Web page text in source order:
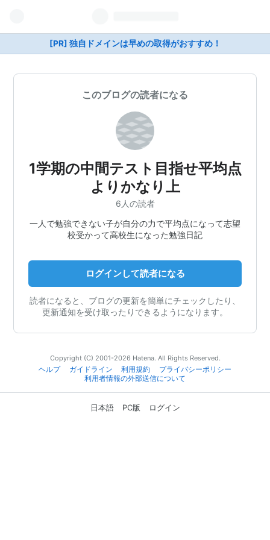
[PR] 独自ドメインは早めの取得がおすすめ！
このブログの読者になる
1学期の中間テスト目指せ平均点
よりかなり上
6人の読者
一人で勉強できない子が自分の力で平均点になって志望
校受かって高校生になった勉強日記
ログインして読者になる
読者になると、ブログの更新を簡単にチェックしたり、
更新通知を受け取ったりできるようになります。
Copyright (C) 2001-2026 Hatena. All Rights Reserved.
ヘルプ
ガイドライン 利用規約
プライバシーポリシー
利用者情報の外部送信について
日本語 PC版 ログイン